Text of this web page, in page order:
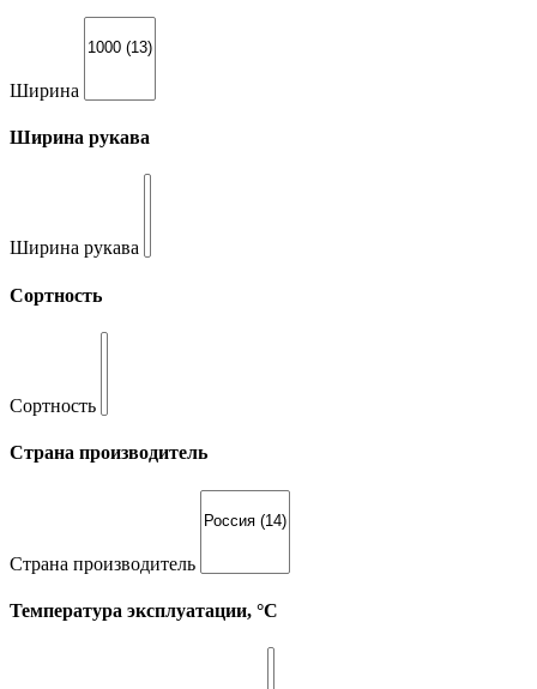
Ширина
Ширина рукава
Ширина рукава
Сортность
Сортность
Страна производитель
Страна производитель
Температура эксплуатации, °С